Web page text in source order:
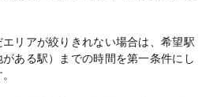
リアが絞りきれない場合は、希望駅
がある駅）までの時間を第一条件にし